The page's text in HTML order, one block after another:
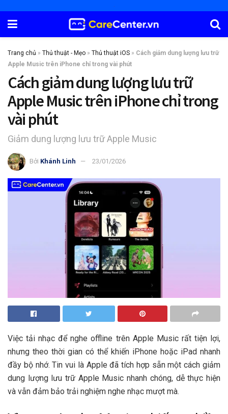
Trang chủ » Thủ thuật - Mẹo » Thủ thuật iOS » Cách giảm dung lượng lưu trữ
Apple Music trên iPhone chỉ trong vài phút
Cách giảm dung lượng lưu trữ
Apple Music trên iPhone chỉ trong
vài phút
Giảm dung lượng lưu trữ Apple Music
Bởi Khánh Linh 23/01/2026
Việc tải nhạc để nghe offline trên Apple Music rất tiện lợi,
nhưng theo thời gian có thể khiến iPhone hoặc iPad nhanh
đầy bộ nhớ. Tin vui là Apple đã tích hợp sẵn một cách giảm
dung lượng lưu trữ Apple Music nhanh chóng, dễ thực hiện
và vẫn đảm bảo trải nghiệm nghe nhạc mượt mà.